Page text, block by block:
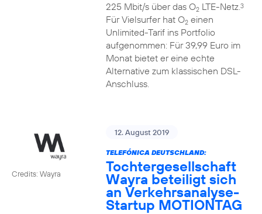
225 Mbit/s über das O2LTE-Netz.3
Für Vielsurfer hat O2einen
Unlimited-Tarif ins Portfolio
aufgenommen: Für 39,99 Euro im
Monat bietet er eine echte
Alternative zum klassischen DSL-
Anschluss.
Credits: Wayra
12. August 2019
TELEFÓNICA DEUTSCHLAND:
Tochtergesellschaft
Wayra beteiligt sich
an Verkehrsanalyse-
Startup MOTIONTAG